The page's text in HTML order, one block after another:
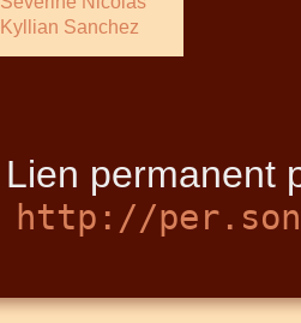
Kyllian Sanchez
Lien permanent
http://